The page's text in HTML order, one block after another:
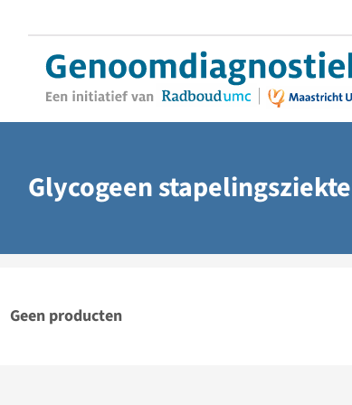
Glycogeen stapelingsziekte
Geen producten